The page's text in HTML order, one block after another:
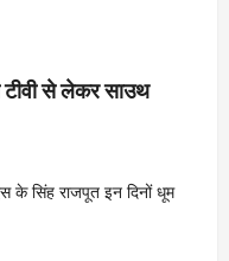
टीवी से लेकर साउथ
के सिंह राजपूत इन दिनों धूम